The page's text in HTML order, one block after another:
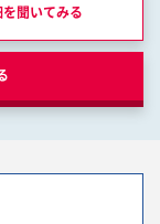
聞いてみる